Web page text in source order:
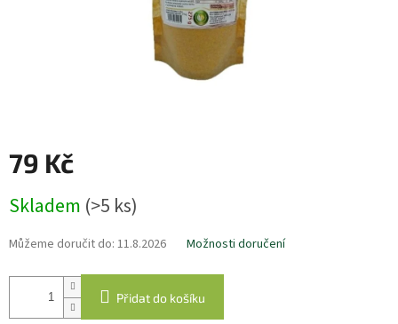
79 Kč
cena:
Skladem (>5 ks)
Můžeme doručit do: 11.8.2026 Možnosti doručení
Přidat do košíku